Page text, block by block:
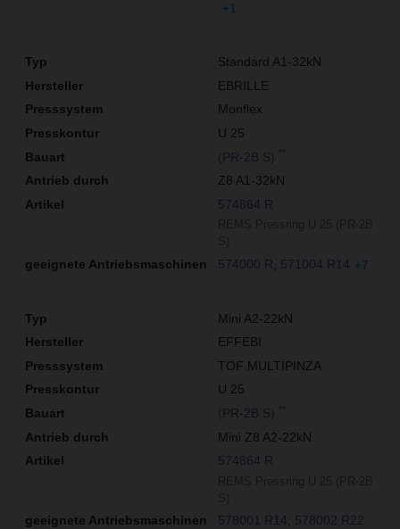
+1
Standard A1-32kN
EBRILLE
Monflex
U 25
(PR-2B S)
Z8 A1-32kN
574864 R
574000 R 571004 R14 +7
Mini A2-22kN
EFFEBI
TOF MULTIPINZA
U 25
(PR-2B S)
Mini Z8 A2-22kN
574864 R
578001 R14
578002 R22